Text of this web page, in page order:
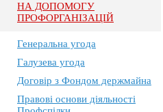
НА ДОПОМОГУ
ПРОФОРГАНІЗАЦІЙ
Генеральна угода
Галузева угода
Договір з Фондом держмайна
Правові основи діяльності